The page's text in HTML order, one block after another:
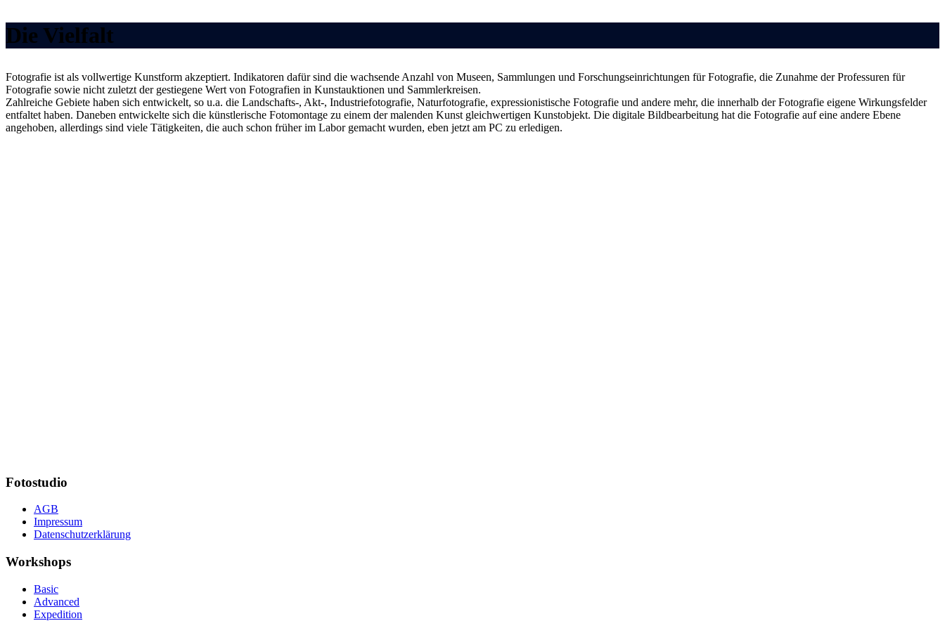
Die Vielfalt
Fotografie ist als vollwertige Kunstform akzeptiert. Indikatoren dafür sind die wachsende Anzahl von Museen, Sammlungen und Forschungseinrichtungen für Fotografie, die Zunahme der Professuren für
Fotografie sowie nicht zuletzt der gestiegene Wert von Fotografien in Kunstauktionen und Sammlerkreisen.
Zahlreiche Gebiete haben sich entwickelt, so u.a. die Landschafts-, Akt-, Industriefotografie, Naturfotografie, expressionistische Fotografie und andere mehr, die innerhalb der Fotografie eigene Wirkungsfelder
entfaltet haben. Daneben entwickelte sich die künstlerische Fotomontage zu einem der malenden Kunst gleichwertigen Kunstobjekt. Die digitale Bildbearbeitung hat die Fotografie auf eine andere Ebene
angehoben, allerdings sind viele Tätigkeiten, die auch schon früher im Labor gemacht wurden, eben jetzt am PC zu erledigen.
Fotostudio
AGB
Impressum
Datenschutzerklärung
Workshops
Basic
Advanced
Expedition